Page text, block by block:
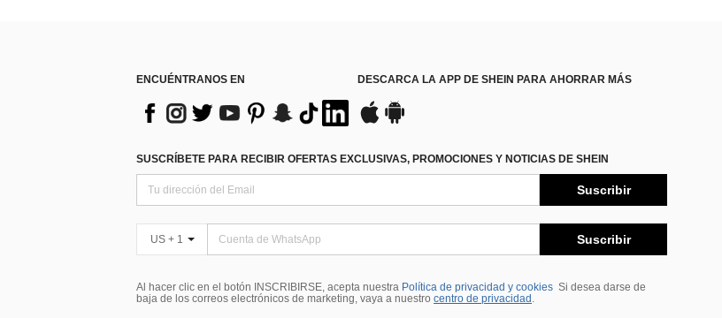
ENCUÉNTRANOS EN DESCARCA LA APP DE SHEIN PARA AHORRAR MÁS
SUSCRÍBETE PARA RECIBIR OFERTAS EXCLUSIVAS, PROMOCIONES Y NOTICIAS DE SHEIN
Suscribir
US + 1 Suscribir
Al hacer clic en el botón INSCRIBIRSE, acepta nuestra Política de privacidad y cookies Si desea darse de
baja de los correos electrónicos de marketing, vaya a nuestro centro de privacidad .